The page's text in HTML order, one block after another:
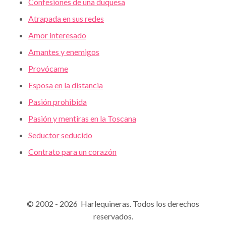
Atrapada en sus redes
Amor interesado
Amantes y enemigos
Provócame
Esposa en la distancia
Pasión prohibida
Pasión y mentiras en la Toscana
Seductor seducido
Contrato para un corazón
© 2002 - 2026 Harlequineras. Todos los derechos
reservados.